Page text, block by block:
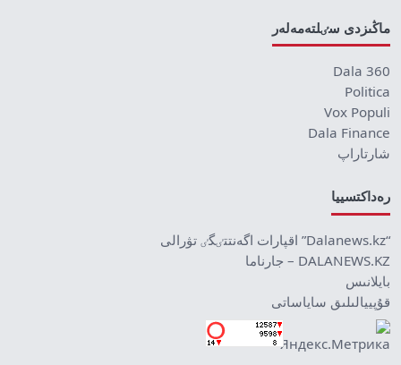
ماڭىزدى سٸلتەمەلەر
Dala 360
Politica
Vox Populi
Dala Finance
شارتاراپ
رەداكتسييا
“Dalanews.kz” اقپارات اگەنتتٸگٸ تۋرالى
DALANEWS.KZ – جارناما
بايلانىس
قۇپييالىلىق ساياساتى